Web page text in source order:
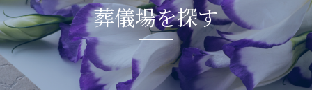
葬儀場を探す